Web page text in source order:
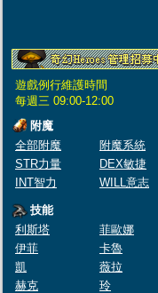
遊戲例行維護時間
每週三 09:00-12:00
附魔
全部附魔
附魔系統
STR力量
DEX敏捷
INT智力
WILL意志
技能
利斯塔
菲歐娜
伊菲
卡魯
凱
薇拉
赫克
玲